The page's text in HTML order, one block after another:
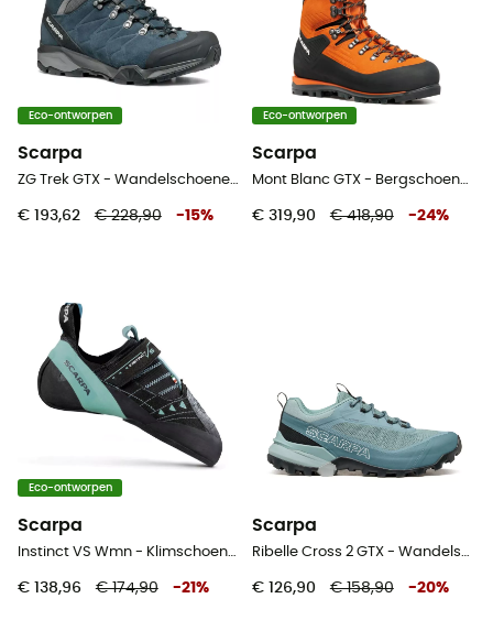
Eco-ontworpen
Scarpa
ZG Trek GTX - Wandelschoenen Heren
€ 193,62 € 228,90 -15%
Eco-ontworpen
Scarpa
Mont Blanc GTX - Bergschoenen - Heren
€ 319,90 € 418,90 -24%
Eco-ontworpen
Scarpa
Instinct VS Wmn - Klimschoenen - Dames
€ 138,96 € 174,90 -21 %
Scarpa
Ribelle Cross 2 GTX - Wandelschoenen - Heren
€ 126,90 € 158,90 -20%